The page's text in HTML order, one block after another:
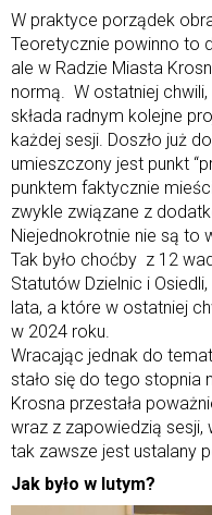
W praktyce porządek
Teoretycznie powinno to
ale w Radzie Miasta
normą. W ostatniej
składa radnym kolejne
każdej sesji. Doszło już
umieszczony jest punkt
punktem faktycznie
zwykle związane z
Niejednokrotnie nie są to
Tak było choćby z 12
Statutów Dzielnic i
lata, a które w ostatniej
w 2024 roku.
Wracając jednak do
stało się do tego stopnia
Krosna przestała
wraz z zapowiedzią sesji,
tak zawsze jest ustalany
Jak było w lutym?